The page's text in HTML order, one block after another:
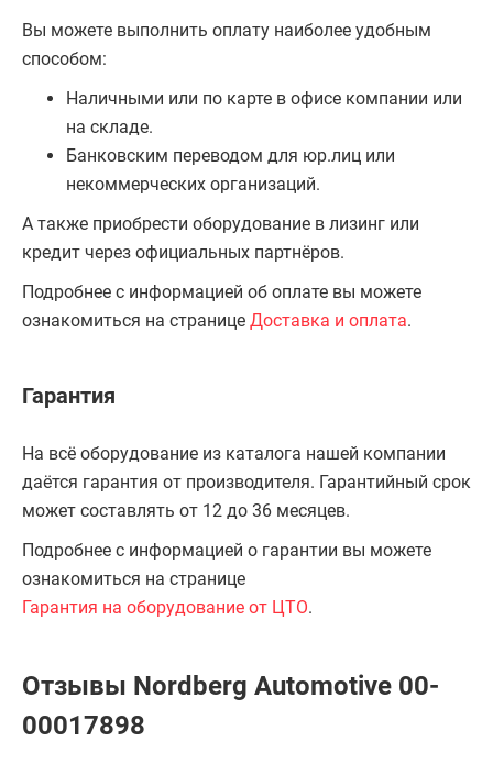
Вы можете выполнить оплату наиболее удобным
способом:
Наличными или по карте в офисе компании или
на складе.
Банковским переводом для юр.лиц или
некоммерческих организаций.
А также приобрести оборудование в лизинг или
кредит через официальных партнёров.
Подробнее с информацией об оплате вы можете
ознакомиться на странице Доставка и оплата.
Гарантия
На всё оборудование из каталога нашей компании
даётся гарантия от производителя. Гарантийный срок
может составлять от 12 до 36 месяцев.
Подробнее с информацией о гарантии вы можете
ознакомиться на странице
Гарантия на оборудование от ЦТО.
Отзывы Nordberg Automotive 00-
00017898